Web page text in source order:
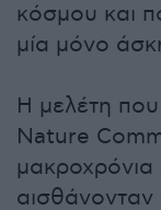
κόσμου και
μία μόνο
Η μελέτη
Nature